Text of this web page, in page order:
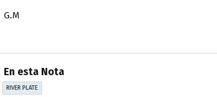
G.M
En esta Nota
RIVER PLATE